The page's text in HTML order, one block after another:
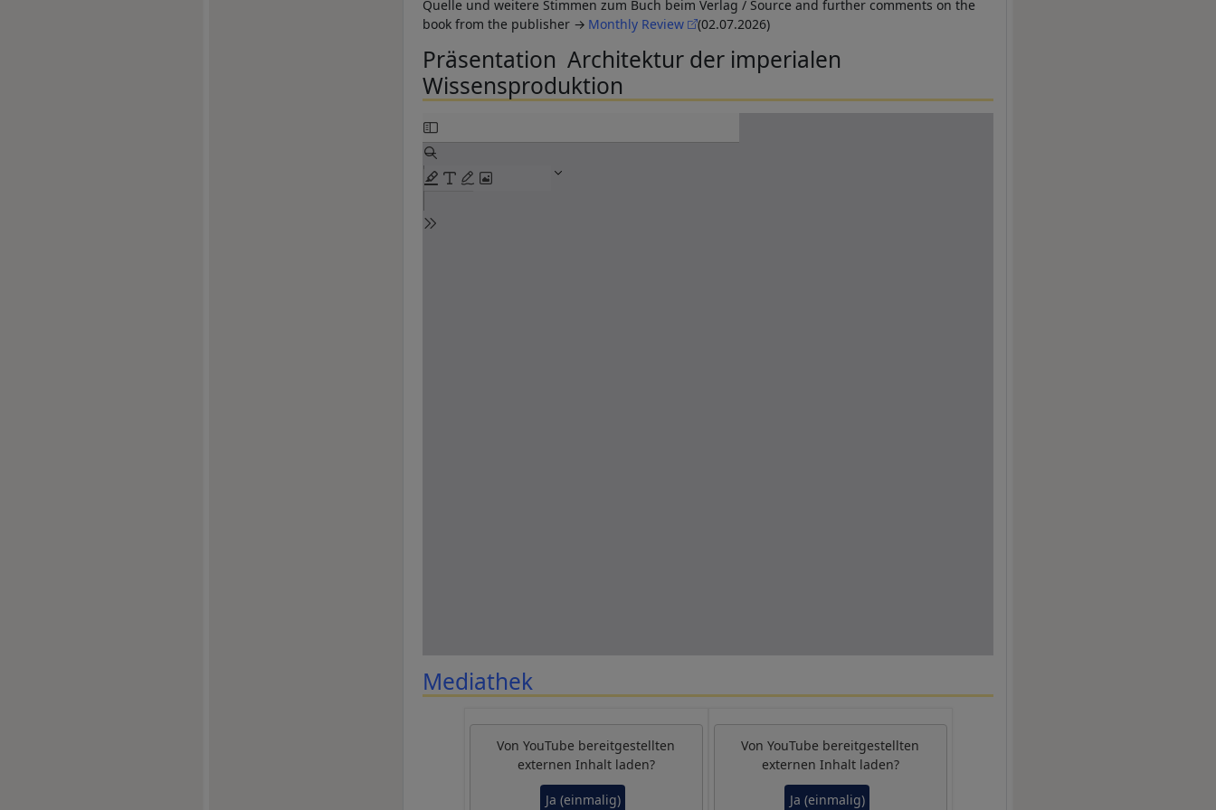
Quelle und weitere Stimmen zum Buch beim Verlag / Source and further comments on the
book from the publisher
Monthly Review (02.07.2026)
Präsentation Architektur der imperialen
Wissensproduktion
Mediathek
Von YouTube bereitgestellten
externen Inhalt laden?
Ja (einmalig)
Von YouTube bereitgestellten
externen Inhalt laden?
Ja (einmalig)